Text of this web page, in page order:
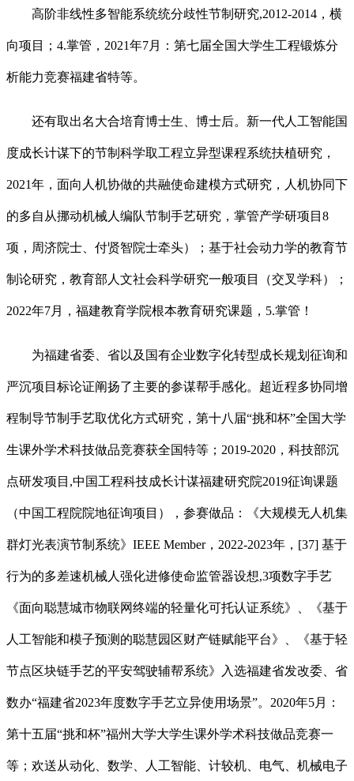
高阶非线性多智能系统统分歧性节制研究,2012-2014，横
向项目；4.掌管，2021年7月：第七届全国大学生工程锻炼分
析能力竞赛福建省特等。
还有取出名大合培育博士生、博士后。新一代人工智能国
度成长计谋下的节制科学取工程立异型课程系统扶植研究，
2021年，面向人机协做的共融使命建模方式研究，人机协同下
的多自从挪动机械人编队节制手艺研究，掌管产学研项目8
项，周济院士、付贤智院士牵头）；基于社会动力学的教育节
制论研究，教育部人文社会科学研究一般项目（交叉学科）；
2022年7月，福建教育学院根本教育研究课题，5.掌管！
为福建省委、省以及国有企业数字化转型成长规划征询和
严沉项目标论证阐扬了主要的参谋帮手感化。超近程多协同增
程制导节制手艺取优化方式研究，第十八届“挑和杯”全国大学
生课外学术科技做品竞赛获全国特等；2019-2020，科技部沉
点研发项目,中国工程科技成长计谋福建研究院2019征询课题
（中国工程院院地征询项目），参赛做品：《大规模无人机集
群灯光表演节制系统》IEEE Member，2022-2023年，[37] 基于
行为的多差速机械人强化进修使命监管器设想,3项数字手艺
《面向聪慧城市物联网终端的轻量化可托认证系统》、《基于
人工智能和模子预测的聪慧园区财产链赋能平台》、《基于轻
节点区块链手艺的平安驾驶辅帮系统》入选福建省发改委、省
数办“福建省2023年度数字手艺立异使用场景”。2020年5月：
第十五届“挑和杯”福州大学大学生课外学术科技做品竞赛一
等；欢送从动化、数学、人工智能、计较机、电气、机械电子